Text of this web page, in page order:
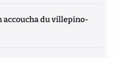
accoucha du villepino-